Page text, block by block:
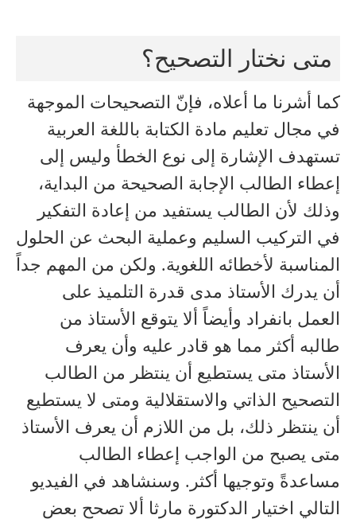
متى نختار التصحيح؟
كما أشرنا ما أعلاه، فإنّ التصحيحات الموجهة
في مجال تعليم مادة الكتابة باللغة العربية
تستهدف الإشارة إلى نوع الخطأ وليس إلى
إعطاء الطالب الإجابة الصحيحة من البداية،
وذلك لأن الطالب يستفيد من إعادة التفكير
في التركيب السليم وعملية البحث عن الحلول
المناسبة لأخطائه اللغوية. ولكن من المهم جداً
أن يدرك الأستاذ مدى قدرة التلميذ على
العمل بانفراد وأيضاً ألا يتوقع الأستاذ من
طالبه أكثر مما هو قادر عليه وأن يعرف
الأستاذ متى يستطيع أن ينتظر من الطالب
التصحيح الذاتي والاستقلالية ومتى لا يستطيع
أن ينتظر ذلك، بل من اللازم أن يعرف الأستاذ
متى يصبح من الواجب إعطاء الطالب
مساعدةً وتوجيها أكثر. وسنشاهد في الفيديو
التالي اختيار الدكتورة مارثا ألا تصحح بعض